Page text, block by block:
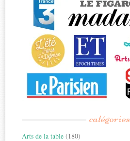
catégories
Arts de la table (180)